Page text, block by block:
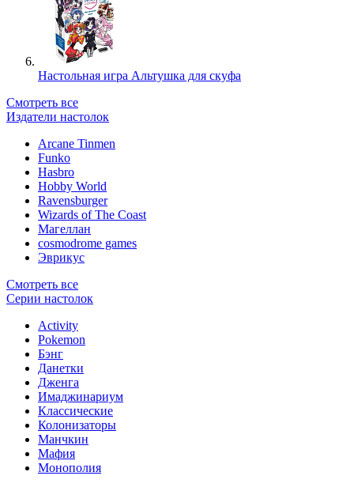
Настольная игра Альтушка для скуфа
Смотреть все
Издатели настолок
Arcane Tinmen
Funko
Hasbro
Hobby World
Ravensburger
Wizards of The Coast
Магеллан
сosmodrome games
Эврикус
Смотреть все
Серии настолок
Activity
Pokemon
Бэнг
Данетки
Дженга
Имаджинариум
Классические
Колонизаторы
Манчкин
Мафия
Монополия